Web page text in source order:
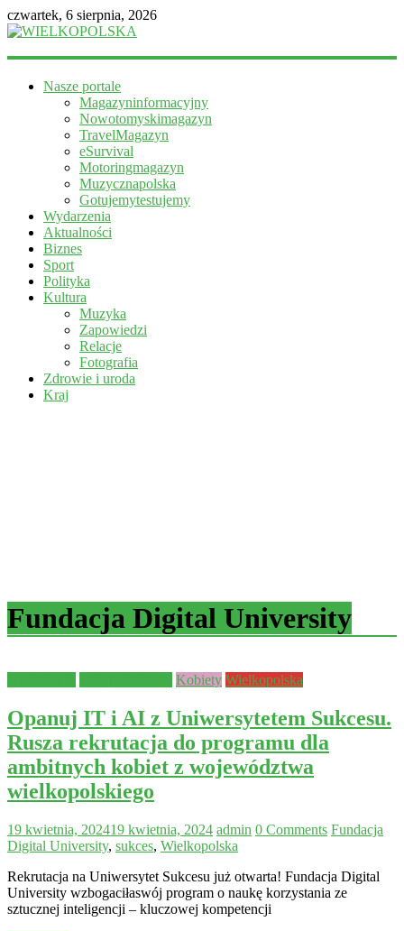
czwartek, 6 sierpnia, 2026
WIELKOPOLSKA
informacyjny
Nasze portale
Magazyninformacyjny
Nowotomyskimagazyn
TravelMagazyn
eSurvival
Motoringmagazyn
Muzycznapolska
Gotujemytestujemy
Wydarzenia
Aktualności
Biznes
Sport
Polityka
Kultura
Muzyka
Zapowiedzi
Relacje
Fotografia
Zdrowie i uroda
Kraj
Fundacja Digital University
Kobiety Wielkopolska
Opanuj IT i AI z Uniwersytetem Sukcesu.
Rusza rekrutacja do programu dla
ambitnych kobiet z województwa
wielkopolskiego
19 kwietnia, 202419 kwietnia, 2024 admin 0 Comments Fundacja
Digital University, sukces, Wielkopolska
Rekrutacja na Uniwersytet Sukcesu już otwarta! Fundacja Digital
University wzbogaciłaswój program o naukę korzystania ze
sztucznej inteligencji – kluczowej kompetencji